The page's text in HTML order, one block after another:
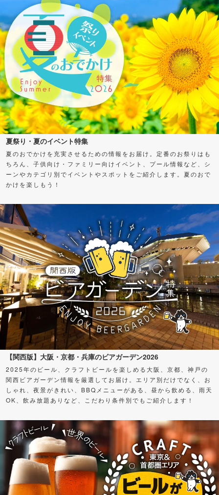
夏祭り・夏のイベント特集
夏のおでかけを充実させるための情報をお届け。定番のお祭りはも
ちろん、子供向け・ファミリー向けイベント、プール情報など、シ
ーンやカテゴリ別でイベントやスポットをご紹介します。夏のおで
かけを楽しもう！
【関西版】大阪・京都・兵庫のビアガーデン2026
2025年のビール、クラフトビールを楽しめる大阪、京都、神戸の
関西ビアガーデン情報を厳選してお届け。エリア別だけでなく、お
しゃれ、夜景がきれい、BBQメニューがある、昼から飲める、雨天
OK、飲み放題ありなど、こだわり条件別でもご紹介します！